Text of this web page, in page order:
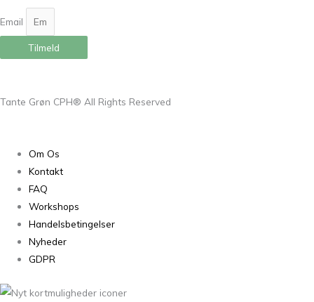
Email
Tilmeld
Tante Grøn CPH® All Rights Reserved
Om Os
Kontakt
FAQ
Workshops
Handelsbetingelser
Nyheder
GDPR